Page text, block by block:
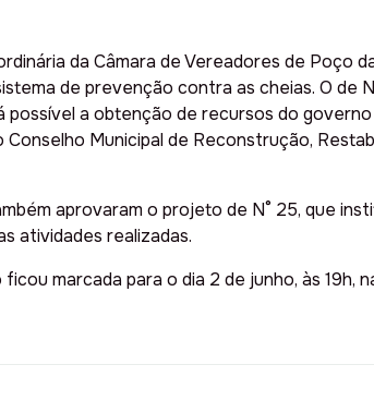
da Câmara de Vereadores de Poço
de prevenção contra as cheias. O de
possível a obtenção de recursos do
Conselho Municipal de Reconstrução,
aprovaram o projeto de N° 25, que
atividades realizadas.
marcada para o dia 2 de junho, às 19h,